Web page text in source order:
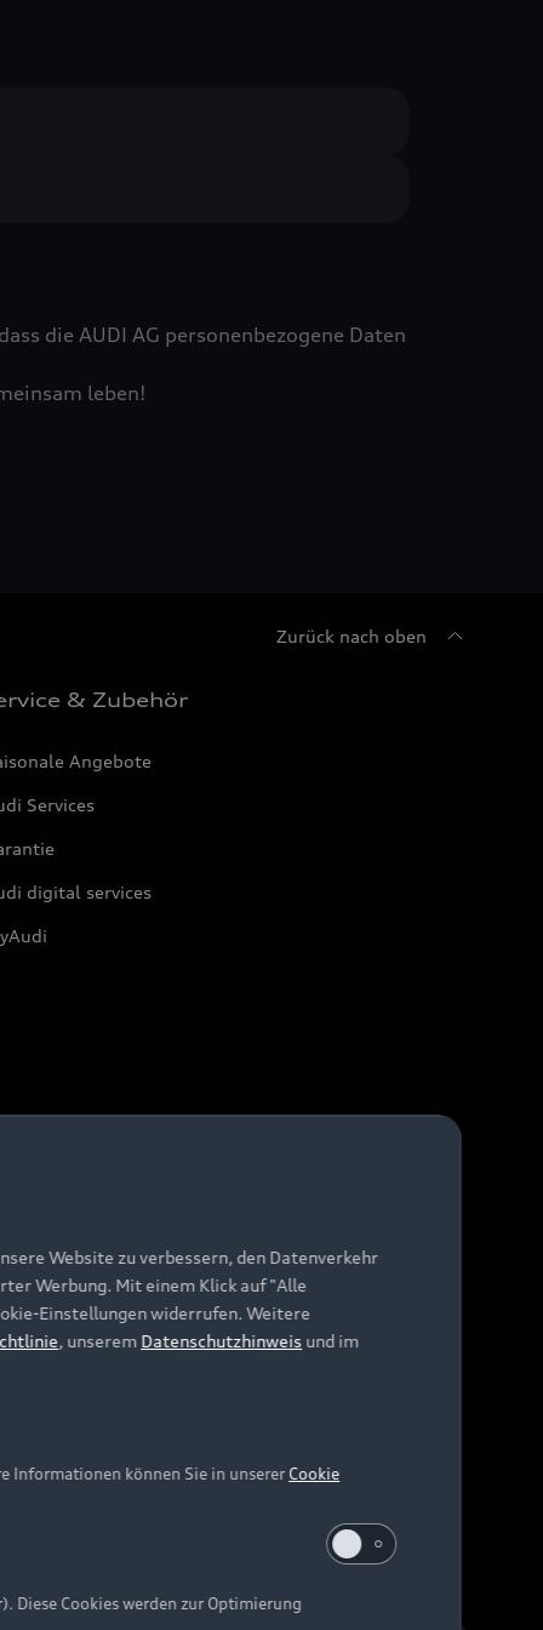
die AUDI AG personenbezogene Daten
leben!
Zurück nach oben
& Zubehör
Angebote
Services
digital services
Website zu verbessern, den Datenverkehr
Werbung. Mit einem Klick auf "Alle
Einstellungen widerrufen. Weitere
, unserem Datenschutzhinweis und im
Informationen können Sie in unsererCookie
Diese Cookies werden zur Optimierung